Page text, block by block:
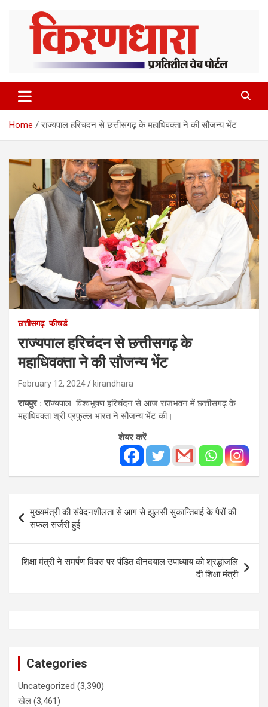
content
Home राज्यपाल हरिचंदन से छत्तीसगढ़ के महाधिवक्ता ने की सौजन्य भेंट
छत्तीसगढ़ फीचर्ड
राज्यपाल हरिचंदन से छत्तीसगढ़ के
महाधिवक्ता ने की सौजन्य भेंट
February 12, 2024 kirandhara
रायपुर : राज्यपाल विश्वभूषण हरिचंदन से आज राजभवन में छत्तीसगढ़ के
महाधिवक्ता श्री प्रफुल्ल भारत ने सौजन्य भेंट की।
शेयर करें
navigation
मुख्यमंत्री की संवेदनशीलता से आग से झुलसी सुकान्तिबाई के पैरों की
सफल सर्जरी हुई
शिक्षा मंत्री ने समर्पण दिवस पर पंडित दीनदयाल उपाध्याय को श्रद्धांजलि
दी शिक्षा मंत्री
Categories
Uncategorized (3,390)
खेल (3,461)